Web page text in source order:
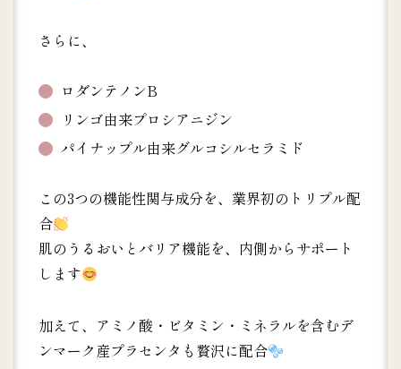
さらに、
ロダンテノンB
リンゴ由来プロシアニジン
パイナップル由来グルコシルセラミド
この3つの機能性関与成分を、業界初のトリプル配
合
肌のうるおいとバリア機能を、内側からサポート
します
加えて、アミノ酸・ビタミン・ミネラルを含むデ
ンマーク産プラセンタも贅沢に配合